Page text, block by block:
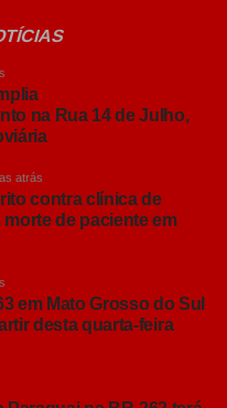
na Rua 14 de Julho,
atrás
contra clínica de
de paciente em
em Mato Grosso do Sul
desta quarta-feira